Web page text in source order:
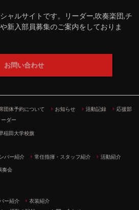
ャルサイトです。リーダー,吹奏楽団,チ
新入部員募集のご案内をしておりま
お問い合わせ
団体予約について お知らせ 活動記録
応援部
ーダー
稲田大学校旗
バー紹介 常任指揮・スタッフ紹介 活動紹介
奏会
ー紹介
衣装紹介